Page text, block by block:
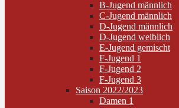
B-Jugend männlich
C-Jugend männlich
D-Jugend männlich
D-Jugend weiblich
E-Jugend gemischt
F-Jugend 1
F-Jugend 2
F-Jugend 3
Saison 2022/2023
Damen 1